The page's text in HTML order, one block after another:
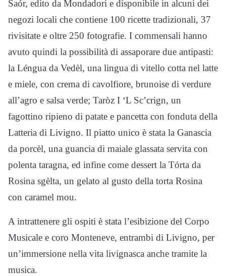
Saór, edito da Mondadori e disponibile in alcuni dei
negozi locali che contiene 100 ricette tradizionali, 37
rivisitate e oltre 250 fotografie. I commensali hanno
avuto quindi la possibilità di assaporare due antipasti:
la Léngua da Vedèl, una lingua di vitello cotta nel latte
e miele, con crema di cavolfiore, brunoise di verdure
all’agro e salsa verde; Taròz I ‘L Sc’crign, un
fagottino ripieno di patate e pancetta con fonduta della
Latteria di Livigno. Il piatto unico è stata la Ganascia
da porcèl, una guancia di maiale glassata servita con
polenta taragna, ed infine come dessert la Tórta da
Rosina sgèlta, un gelato al gusto della torta Rosina
con caramel mou.
A intrattenere gli ospiti è stata l’esibizione del Corpo
Musicale e coro Monteneve, entrambi di Livigno, per
un’immersione nella vita livignasca anche tramite la
musica.